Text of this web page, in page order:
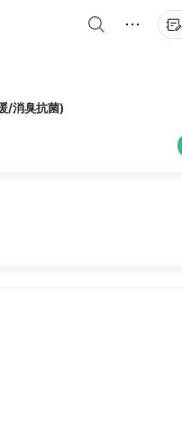
/消臭抗菌)